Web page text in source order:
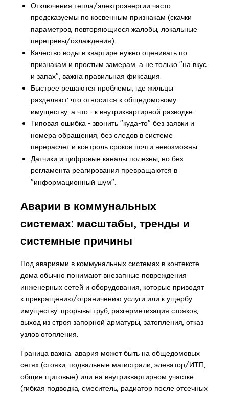
Отключения тепла/электроэнергии часто
предсказуемы по косвенным признакам (скачки
параметров, повторяющиеся жалобы, локальные
перегревы/охлаждения).
Качество воды в квартире нужно оценивать по
признакам и простым замерам, а не только "на вкус
и запах"; важна правильная фиксация.
Быстрее решаются проблемы, где жильцы
разделяют: что относится к общедомовому
имуществу, а что - к внутриквартирной разводке.
Типовая ошибка - звонить "куда-то" без заявки и
номера обращения; без следов в системе
перерасчет и контроль сроков почти невозможны.
Датчики и цифровые каналы полезны, но без
регламента реагирования превращаются в
"информационный шум".
Аварии в коммунальных
системах: масштабы, тренды и
системные причины
Под авариями в коммунальных системах в контексте
дома обычно понимают внезапные повреждения
инженерных сетей и оборудования, которые приводят
к прекращению/ограничению услуги или к ущербу
имуществу: прорывы труб, разгерметизация стояков,
выход из строя запорной арматуры, затопления, отказ
узлов отопления.
Граница важна: авария может быть на общедомовых
сетях (стояки, подвальные магистрали, элеватор/ИТП,
общие щитовые) или на внутриквартирном участке
(гибкая подводка, смеситель, радиатор после отсечных